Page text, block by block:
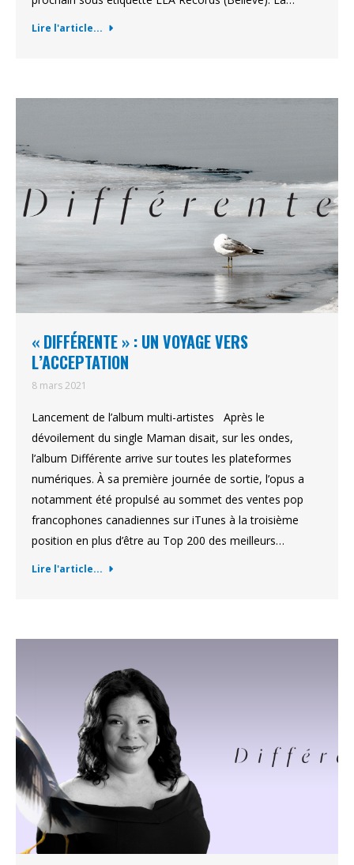
Lire l'article...
« DIFFÉRENTE » : UN VOYAGE VERS
L’ACCEPTATION
8 mars 2021
Lancement de l’album multi-artistes Après le
dévoilement du single Maman disait, sur les ondes,
l’album Différente arrive sur toutes les plateformes
numériques. À sa première journée de sortie, l’opus a
notamment été propulsé au sommet des ventes pop
francophones canadiennes sur iTunes à la troisième
position en plus d’être au Top 200 des meilleurs…
Lire l'article...